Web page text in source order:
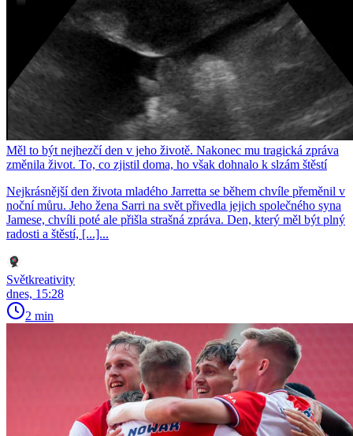
Měl to být nejhezčí den v jeho životě. Nakonec mu tragická zpráva
změnila život. To, co zjistil doma, ho však dohnalo k slzám štěstí
Nejkrásnější den života mladého Jarretta se během chvíle přeměnil v
noční můru. Jeho žena Sarri na svět přivedla jejich společného syna
Jamese, chvíli poté ale přišla strašná zpráva. Den, který měl být plný
radosti a štěstí, [...]...
Světkreativity
dnes, 15:28
2 min